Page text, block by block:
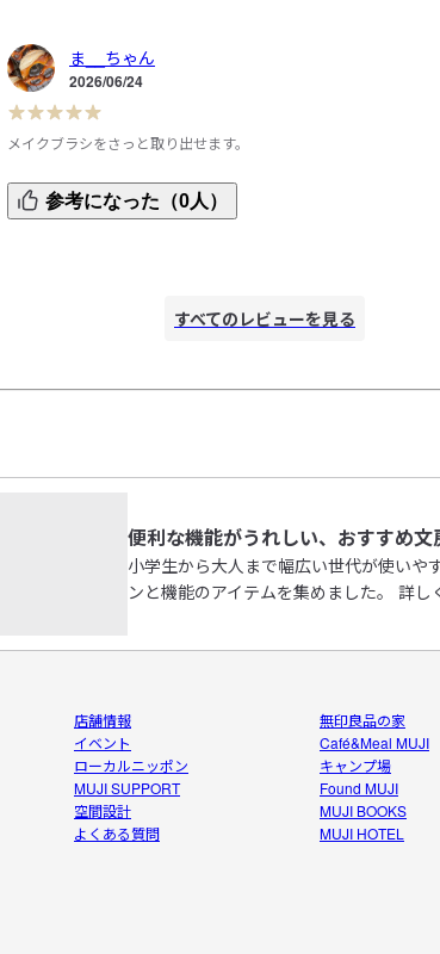
ま__ちゃん
2026/06/24
メイクブラシをさっと取り出せます。
メイクブラシを入れて、立てたまま使うために購入しまし
た。高さは家用ブラシと同じで、上の蓋を開けて、スナッ
も困りません。中のブラシの先にはブラシカバーをつけて
ません。
参考になった（0人）
すべてのレビューを見る
便利な機能がうれしい、おすすめ文
小学生から大人まで幅広い世代が使いや
ンと機能のアイテムを集めました。 詳し
店舗情報
イベント
ローカルニッポン
MUJI SUPPORT
空間設計
よくある質問
無印良品の家
Café&Meal MUJI
キャンプ場
Found MUJI
MUJI BOOKS
MUJI HOTEL